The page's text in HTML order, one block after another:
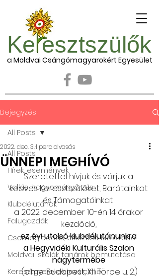
Ke esztszülők
a Moldvai Csángómagyarokért Egyesület
Bejegyzés
All Posts
Hírek, események
Vallás, hagyományőrzés
Klubdélutánok
Falugazdák
Csomagleadás, érkezése Moldvába
Moldvai iskolák, tanárok bemutatása
Keresztgyerekek levélcíme
All Posts
ÜNNEPI MEGHÍVÓ
2022. dec. 3.1 perc olvasás
Szeretettel hívjuk és várjuk a
kedves Keresztszülőket, Barátainkat
és Támogatóinkat
a 2022. december 10-én 14 órakor
kezdődő,
ez évi utolsó klubdélutánunkra
a Hegyvidéki Kulturális Szalon
nagytermébe
(címe: Budapest, XII. Törpe u. 2.)